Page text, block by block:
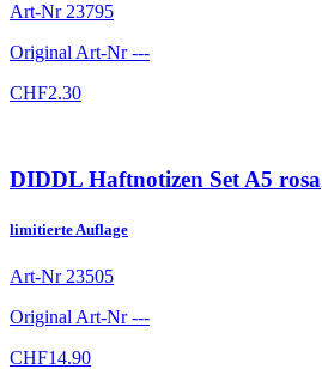
Art-Nr 23795
Original Art-Nr---
CHF2.30
DIDDL Haftnotizen Set A5 rosa
limitierte Auflage
Art-Nr 23505
Original Art-Nr---
CHF14.90